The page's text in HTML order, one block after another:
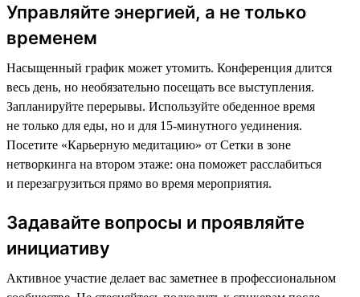
Управляйте энергией, а не только
временем
Насыщенный график может утомить. Конференция длится
весь день, но необязательно посещать все выступления.
Запланируйте перерывы. Используйте обеденное время
не только для еды, но и для 15-минутного уединения.
Посетите «Карьерную медитацию» от Сетки в зоне
нетворкинга на втором этаже: она поможет расслабиться
и перезагрузиться прямо во время мероприятия.
Задавайте вопросы и проявляйте
инициативу
Активное участие делает вас заметнее в профессиональном